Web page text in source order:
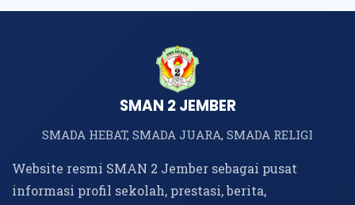
SMAN 2 JEMBER
SMADA HEBAT, SMADA JUARA, SMADA RELIGI
Website resmi SMAN 2 Jember sebagai pusat
informasi profil sekolah, prestasi, berita,